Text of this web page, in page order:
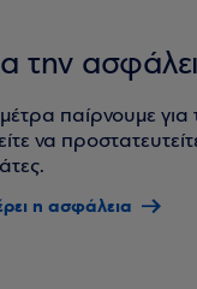
την
παίρνουμε
να προστατευτείτε
η ασφάλεια